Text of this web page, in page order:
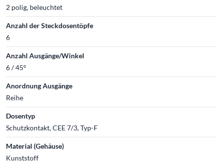
2 polig, beleuchtet
Anzahl der Steckdosentöpfe
6
Anzahl Ausgänge/Winkel
6 / 45°
Anordnung Ausgänge
Reihe
Dosentyp
Schutzkontakt, CEE 7/3, Typ-F
Material (Gehäuse)
Kunststoff